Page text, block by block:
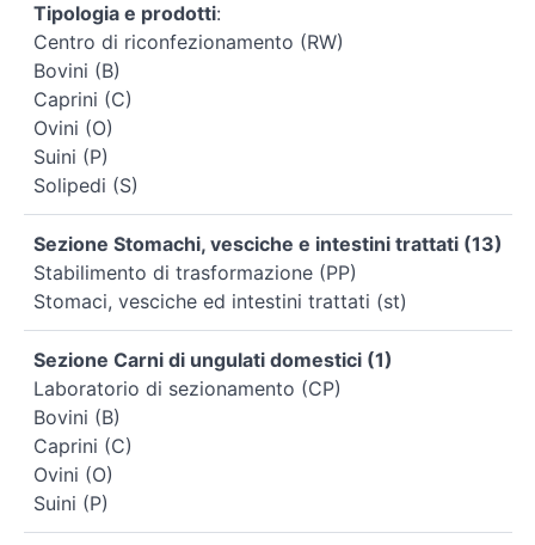
Tipologia e prodotti:
Centro di riconfezionamento (RW)
Bovini (B)
Caprini (C)
Ovini (O)
Suini (P)
Solipedi (S)
Sezione Stomachi, vesciche e intestini trattati (13)
Stabilimento di trasformazione (PP)
Stomaci, vesciche ed intestini trattati (st)
Sezione Carni di ungulati domestici (1)
Laboratorio di sezionamento (CP)
Bovini (B)
Caprini (C)
Ovini (O)
Suini (P)